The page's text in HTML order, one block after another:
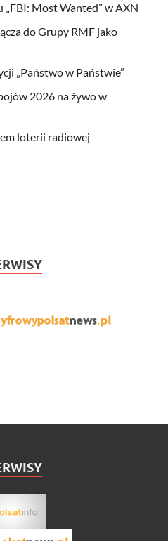
„FBI: Most Wanted” w AXN
do Grupy RMF jako
„Państwo w Państwie”
2026 na żywo w
loterii radiowej